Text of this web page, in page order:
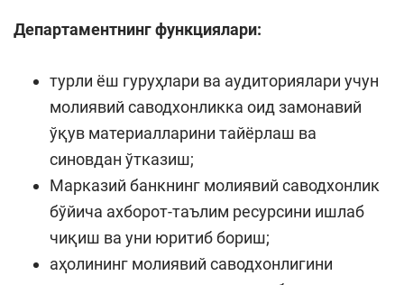
Департаментнинг функциялари:
турли ёш гуруҳлари ва аудиториялари учун
молиявий саводхонликка оид замонавий
ўқув материалларини тайёрлаш ва
синовдан ўтказиш;
Марказий банкнинг молиявий саводхонлик
бўйича ахборот-таълим ресурсини ишлаб
чиқиш ва уни юритиб бориш;
аҳолининг молиявий саводхонлигини